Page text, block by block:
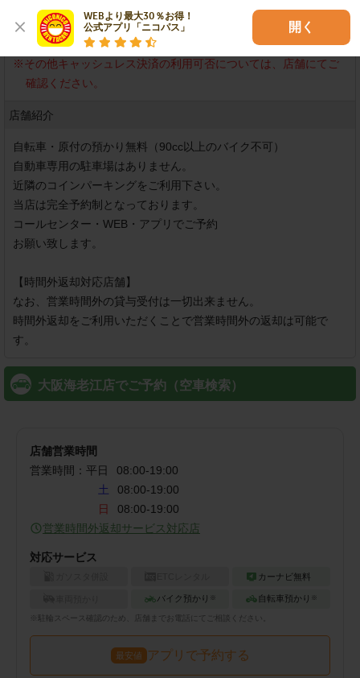
WEBより最大30％お得！
公式アプリ「ニコパス」
開く
不可（クレジットカード決済専門店）
店頭では「クレジットカード」で決済してください。
※その他キャッシュレス決済の利用可否については、店舗にてご
確認ください。
店舗紹介
自転車・原付の預かり無料（90cc以上のバイク不可）
自動車専用の駐車場はありません。
近隣のコインパーキングをご利用下さい。
当店は完全予約制となっております。
コールセンター・WEB・アプリでご予約
お願い致します。
【時間外返却対応店舗】
なお、営業時間外の貸与受付は一切出来ません。
時間外返却をご利用いただくことで営業時間外の返却は可能で
す。
大阪海老江店でご予約（空車検索）
店舗営業時間
営業時間： 平日 08:00-19:00
土
08:00-19:00
日
08:00-19:00
営業時間外返却サービス対応店
対応サービス
カーナビ無料
バイク預かり ※ 自転車預かり ※
※ スペース確認のため、店舗までお電話にてご相談ください。
最安値 アプリで予約する